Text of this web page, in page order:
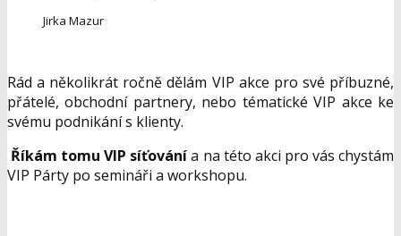
Jirka Mazur
Rád a několikrát ročně dělám VIP akce pro své příbuzné,
přátelé, obchodní partnery, nebo tématické VIP akce ke
svému podnikání s klienty.
Říkám tomu VIP síťovánía na této akci pro vás chystám
VIP Párty po semináři a workshopu.